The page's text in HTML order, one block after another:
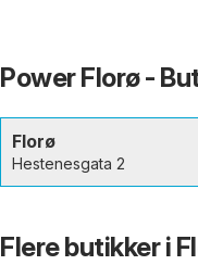
Power Florø -
Florø
Hestenesgata 2
Flere butikker i